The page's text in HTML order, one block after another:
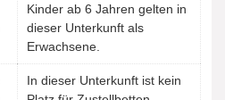
Kinder ab 6 Jahren gelten in
dieser Unterkunft als
Erwachsene.
In dieser Unterkunft ist kein